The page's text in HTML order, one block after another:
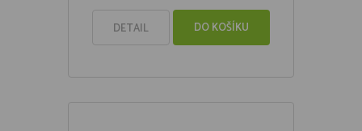
DETAIL DO KOŠÍKU